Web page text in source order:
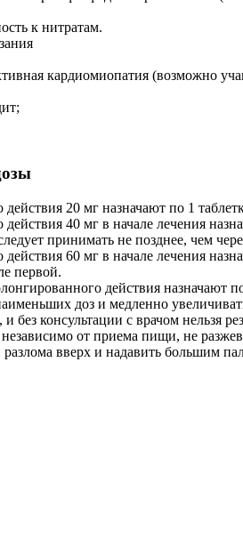
к нитратам.
кардиомиопатия (возможно
действия 20 мг назначают по 1
40 мг в начале лечения
принимать не позднее, чем
60 мг в начале лечения
первой.
действия назначают
доз и медленно
без консультации с врачом нельзя
от приема пищи, не
вверх и надавить большим